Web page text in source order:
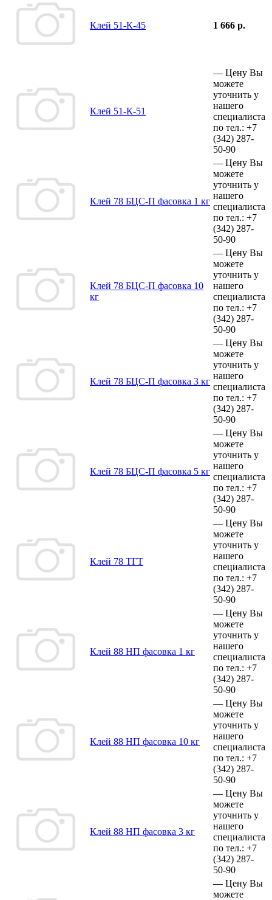
Клей 51-К-45 1 666 р.
Клей 51-К-51
— Цену Вы
можете
уточнить у
нашего
специалиста
по тел.: +7
(342) 287-
50-90
Клей 78 БЦС-П фасовка 1 кг
— Цену Вы
можете
уточнить у
нашего
специалиста
по тел.: +7
(342) 287-
50-90
Клей 78 БЦС-П фасовка 10
кг
— Цену Вы
можете
уточнить у
нашего
специалиста
по тел.: +7
(342) 287-
50-90
Клей 78 БЦС-П фасовка 3 кг
— Цену Вы
можете
уточнить у
нашего
специалиста
по тел.: +7
(342) 287-
50-90
Клей 78 БЦС-П фасовка 5 кг
— Цену Вы
можете
уточнить у
нашего
специалиста
по тел.: +7
(342) 287-
50-90
Клей 78 ТГТ
— Цену Вы
можете
уточнить у
нашего
специалиста
по тел.: +7
(342) 287-
50-90
Клей 88 НП фасовка 1 кг
— Цену Вы
можете
уточнить у
нашего
специалиста
по тел.: +7
(342) 287-
50-90
Клей 88 НП фасовка 10 кг
— Цену Вы
можете
уточнить у
нашего
специалиста
по тел.: +7
(342) 287-
50-90
Клей 88 НП фасовка 3 кг
— Цену Вы
можете
уточнить у
нашего
специалиста
по тел.: +7
(342) 287-
50-90
— Цену Вы
можете